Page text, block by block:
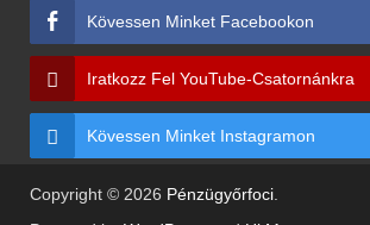
Kövessen Minket Facebookon
Iratkozz Fel YouTube-Csatornánkra
Kövessen Minket Instagramon
Copyright © 2026 Pénzügyőrfoci